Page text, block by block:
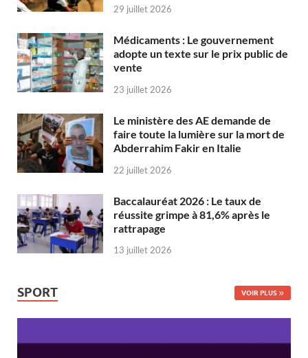
29 juillet 2026
Médicaments : Le gouvernement
adopte un texte sur le prix public de
vente
23 juillet 2026
Le ministère des AE demande de
faire toute la lumière sur la mort de
Abderrahim Fakir en Italie
22 juillet 2026
Baccalauréat 2026 : Le taux de
réussite grimpe à 81,6% après le
rattrapage
13 juillet 2026
SPORT VOIR PLUS